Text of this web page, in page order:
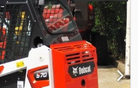
HYTT, DÖRR, två skjutbara
bakre belysning,
BOBCAT komfortstol,
BKT TERRÄNGDÄCK (10 x
längd: ca 3 172 mm
600 mm (med skopa), höjd: ca 1
Sverige tillkommer